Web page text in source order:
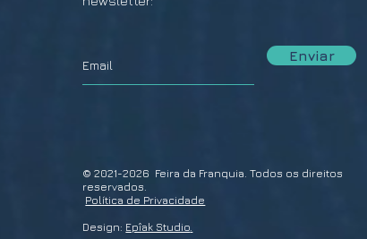
Enviar
© 2021-2026 Feira da Franquia. Todos os direitos
reservados.
Política de Privacidade
Design: Epîak Studio.